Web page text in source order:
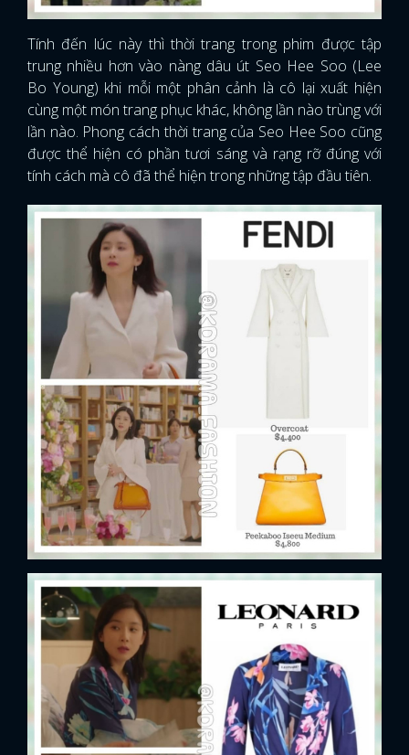
Tính đến lúc này thì thời trang trong phim được tập
trung nhiều hơn vào nàng dâu út Seo Hee Soo (Lee
Bo Young) khi mỗi một phân cảnh là cô lại xuất hiện
cùng một món trang phục khác, không lần nào trùng với
lần nào. Phong cách thời trang của Seo Hee Soo cũng
được thể hiện có phần tươi sáng và rạng rỡ đúng với
tính cách mà cô đã thể hiện trong những tập đầu tiên.